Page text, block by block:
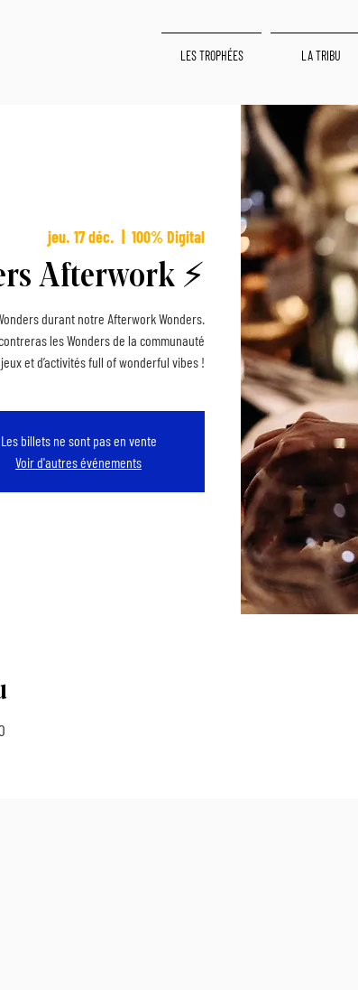
LES TROPHÉES LA TRIBU
jeu. 17 déc. 100% Digital
Afterwork ⚡️
durant notre Afterwork Wonders.
les Wonders de la communauté
et d’activités full of wonderful vibes !
Les billets ne sont pas en vente
Voir d'autres événements